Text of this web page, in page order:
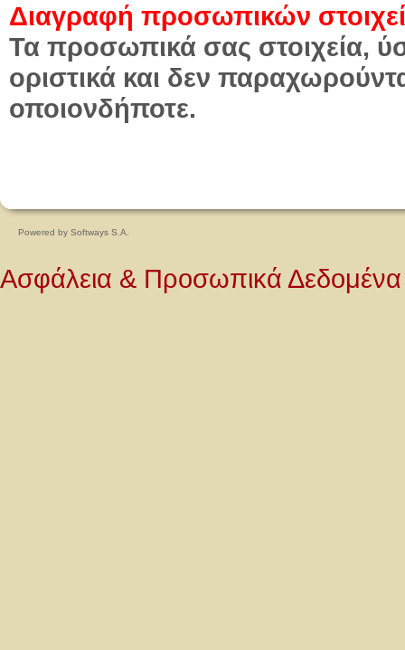
Διαγραφή προσωπικών
Τα προσωπικά σας στοιχεία,
οριστικά και δεν
οποιονδήποτε.
Powered by Softways S.A.
Ασφάλεια & Προσωπικά Δεδομένα